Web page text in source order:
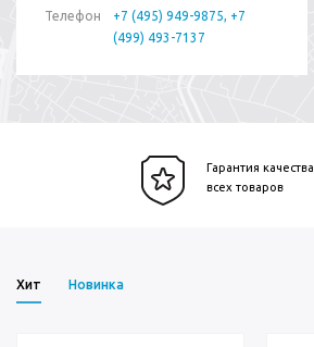
Телефон
+7 (495) 949-9875, +7
(499) 493-7137
Гарантия качества
всех товаров
Хит Новинка